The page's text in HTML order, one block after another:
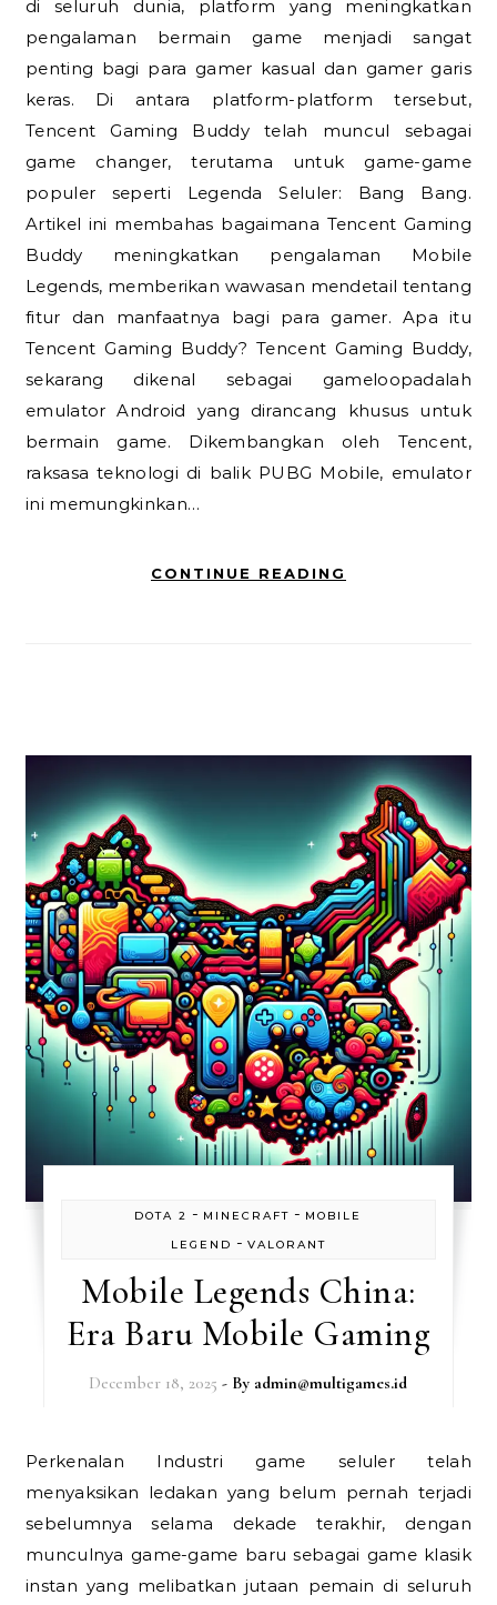
di seluruh dunia, platform yang meningkatkan
pengalaman bermain game menjadi sangat
penting bagi para gamer kasual dan gamer garis
keras. Di antara platform-platform tersebut,
Tencent Gaming Buddy telah muncul sebagai
game changer, terutama untuk game-game
populer seperti Legenda Seluler: Bang Bang.
Artikel ini membahas bagaimana Tencent Gaming
Buddy meningkatkan pengalaman Mobile
Legends, memberikan wawasan mendetail tentang
fitur dan manfaatnya bagi para gamer. Apa itu
Tencent Gaming Buddy? Tencent Gaming Buddy,
sekarang dikenal sebagai gameloopadalah
emulator Android yang dirancang khusus untuk
bermain game. Dikembangkan oleh Tencent,
raksasa teknologi di balik PUBG Mobile, emulator
ini memungkinkan…
CONTINUE READING
DOTA 2 - MINECRAFT - MOBILE
LEGEND - VALORANT
Mobile Legends China:
Era Baru Mobile Gaming
December 18, 2025 - By admin@multigames.id
Perkenalan Industri game seluler telah
menyaksikan ledakan yang belum pernah terjadi
sebelumnya selama dekade terakhir, dengan
munculnya game-game baru sebagai game klasik
instan yang melibatkan jutaan pemain di seluruh